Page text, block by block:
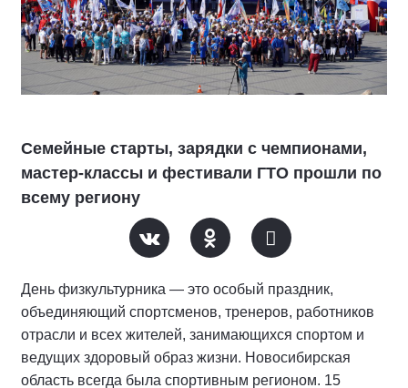
Семейные старты, зарядки с чемпионами,
мастер-классы и фестивали ГТО прошли по
всему региону
День физкультурника — это особый праздник,
объединяющий спортсменов, тренеров, работников
отрасли и всех жителей, занимающихся спортом и
ведущих здоровый образ жизни. Новосибирская
область всегда была спортивным регионом. 15